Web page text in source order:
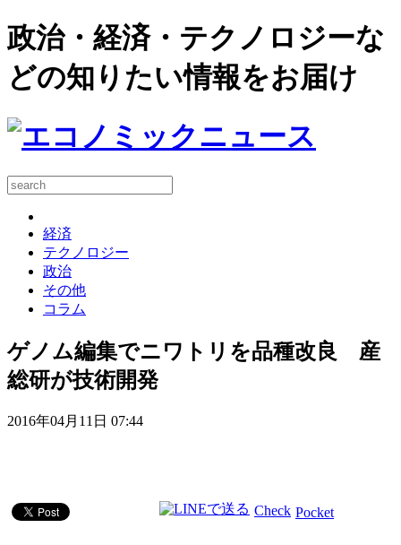
政治・経済・テクノロジーな
どの知りたい情報をお届け
経済
テクノロジー
政治
その他
コラム
ゲノム編集でニワトリを品種改良 産
総研が技術開発
2016年04月11日 07:44
Check Pocket